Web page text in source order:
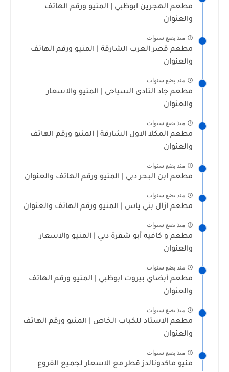
مطعم الهجرين ابوظبي | المنيو ورقم الهاتف
والعنوان
منذ بضع سنوات
مطعم قصر العرب الشارقة | المنيو ورقم الهاتف
والعنوان
منذ بضع سنوات
مطعم جاد النادى السياحى | المنيو والاسعار
والعنوان
منذ بضع سنوات
مطعم المكلا الاول الشارقة | المنيو ورقم الهاتف
والعنوان
منذ بضع سنوات
مطعم ابن البحر دبي | المنيو ورقم الهاتف والعنوان
منذ بضع سنوات
مطعم ازال بني ياس | المنيو ورقم الهاتف والعنوان
منذ بضع سنوات
مطعم و كافيه أبو شقرة دبي | المنيو والاسعار
والعنوان
منذ بضع سنوات
مطعم أبضاي بيروت ابوظبي | المنيو ورقم الهاتف
والعنوان
منذ بضع سنوات
مطعم الاستاد للكباب الخاص | المنيو ورقم الهاتف
والعنوان
منذ بضع سنوات
منيو ماكدونالدز قطر مع الاسعار لجميع الفروع